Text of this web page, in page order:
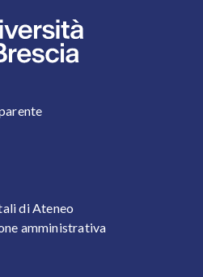
di Ateneo
amministrativa